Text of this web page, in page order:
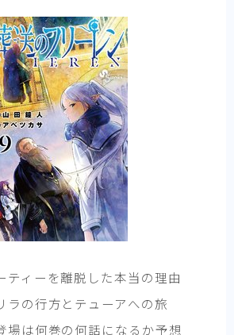
ティーを離脱した本当の理由
ラの行方とテューアへの旅
場は何巻の何話になるか予想